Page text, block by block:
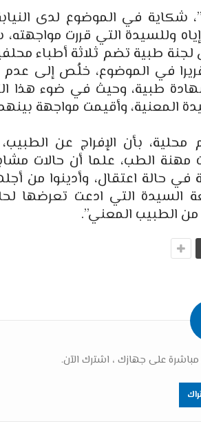
في الموضوع لدى
وللسيدة التي قررت
لجنة طبية تضم ثلاثة أطباء
في الموضوع، خلُص إلى
طبية، وحيث في ضوء هذا
المعنية، وأقيمت مواجهة
بأن الإفراج عن
مهنة الطب، علما أن حالات
حالة اعتقال، وأدينوا من
السيدة التي ادعت تعرضها
الطبيب المعني”.
على جهازك ، اشترك الآن.